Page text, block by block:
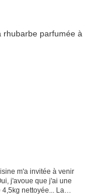
m'a invitée à venir
j'avoue que j'ai une
nettoyée... La